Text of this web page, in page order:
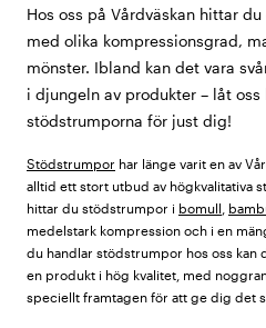
Hos oss på Vårdväskan hittar
med olika kompressionsgrad,
mönster. Ibland kan det vara
i djungeln av produkter – låt
stödstrumporna för just dig!
Stödstrumpor har länge varit en av
alltid ett stort utbud av högkvalitativa
hittar du stödstrumpor i bomull
medelstark kompression och i en
du handlar stödstrumpor hos oss kan
en produkt i hög kvalitet, med
speciellt framtagen för att ge dig det